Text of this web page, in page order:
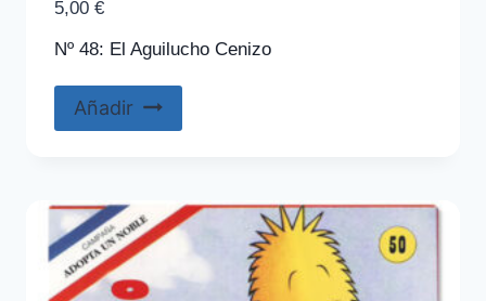
Nº 48: El Aguilucho Cenizo
5,00 €
Añadir